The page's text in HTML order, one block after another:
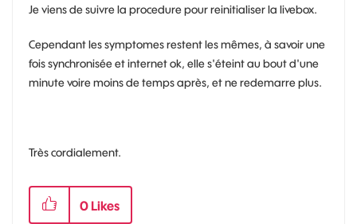
Je viens de suivre la procedure pour reinitialiser la livebox.
Cependant les symptomes restent les mêmes, à savoir une
fois synchronisée et internet ok, elle s'éteint au bout d'une
minute voire moins de temps après, et ne redemarre plus.
Très cordialement.
0 Likes